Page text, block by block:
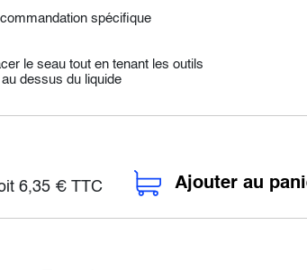
spécifique
le seau tout en tenant les outils
au dessus du liquide
6,35€TTC Ajouter au